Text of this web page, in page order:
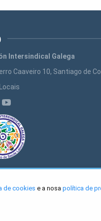
Intersindical Galega
Caaveiro 10, Santiago de
de cookies e a nosa política de